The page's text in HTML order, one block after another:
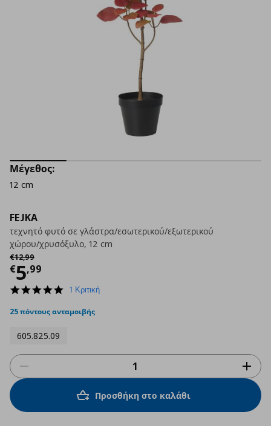
FEJKA
τεχνητό φυτό σε γλάστρα/εσωτερικού/εξωτερικού
χώρου/χρυσόξυλο, 12 cm
€12,99
Αρχική τιμή
€5,99
Τρέχουσα τιμή
5.0
rating
1 Κριτική
25 πόντους ανταμοιβής
605.825.09
Μέγεθος:
12 cm
Προσθήκη στο καλάθι